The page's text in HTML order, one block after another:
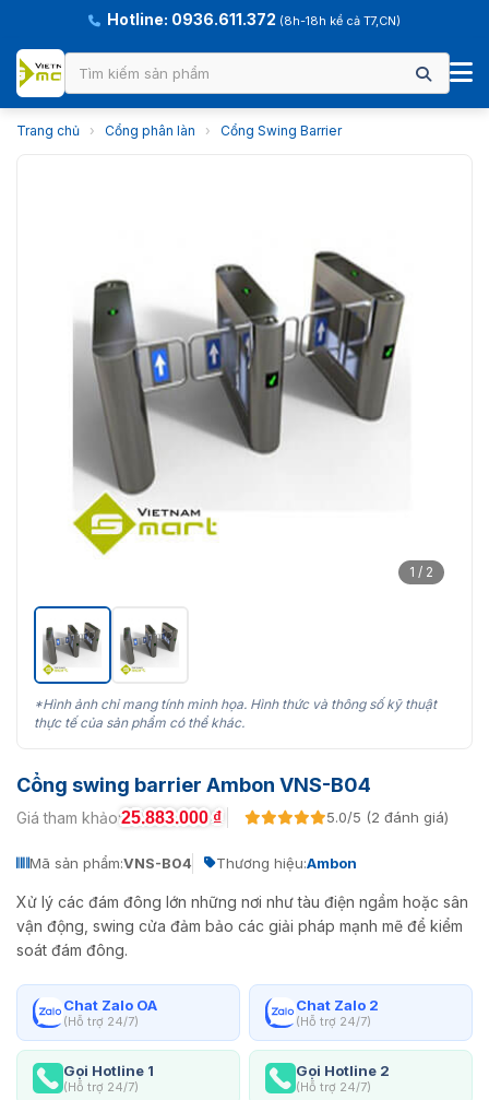
Hotline: 0936.611.372 (8h-18h kể cả T7,CN)
Trang chủ › Cổng phân làn › Cổng Swing Barrier
1 / 2
*Hình ảnh chỉ mang tính minh họa. Hình thức và thông số kỹ thuật
thực tế của sản phẩm có thể khác.
Cổng swing barrier Ambon VNS-B04
Giá tham khảo:25.883.000₫ 5.0/5 (2 đánh giá)
Mã sản phẩm:VNS-B04 Thương hiệu:Ambon
Xử lý các đám đông lớn những nơi như tàu điện ngầm hoặc sân
vận động, swing cửa đảm bảo các giải pháp mạnh mẽ để kiểm
soát đám đông.
Chat Zalo OA
(Hỗ trợ 24/7)
Chat Zalo 2
(Hỗ trợ 24/7)
Gọi Hotline 1
(Hỗ trợ 24/7)
Gọi Hotline 2
(Hỗ trợ 24/7)